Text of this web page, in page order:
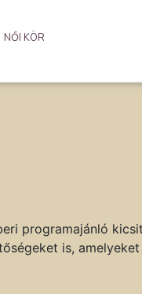
NŐI KÖR
programajánló
is,